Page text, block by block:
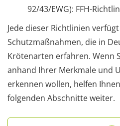
92/43/EWG): FFH-
Jede dieser Richtlinien
Schutzmaßnahmen, die in
Krötenarten erfahren. Wenn
anhand Ihrer Merkmale und
erkennen wollen, helfen
folgenden Abschnitte weiter.